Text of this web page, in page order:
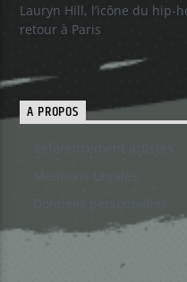
Lauryn Hill, l’icône du hip-
retour à Paris
A PROPOS